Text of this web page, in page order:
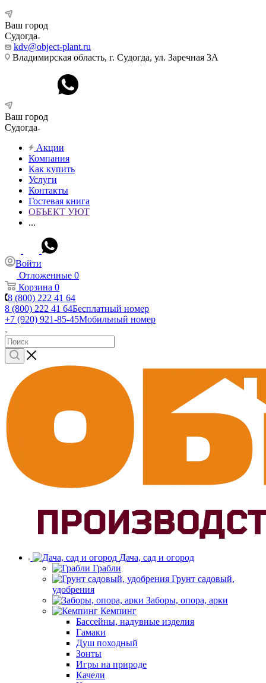
Ваш город
Судогда
kdv@object-plant.ru
Владимирская область, г. Судогда, ул. Заречная 3А
Ваш город
Судогда
Акции
Компания
Как купить
Услуги
Контакты
Гостевая книга
ОБЪЕКТ УЮТ
...
Войти
Отложенные 0
Корзина 0
8 (800) 222 41 64
8 (800) 222 41 64Бесплатный номер
+7 (920) 921-85-45Мобильный номер
Дача, сад и огород
Грабли
Грунт садовый,
удобрения
Заборы, опора, арки
Кемпинг
Бассейны, надувные изделия
Гамаки
Душ походный
Зонты
Игры на природе
Качели